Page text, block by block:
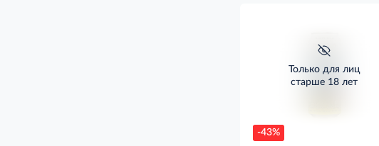
-43%
Только для лиц
старше 18 лет